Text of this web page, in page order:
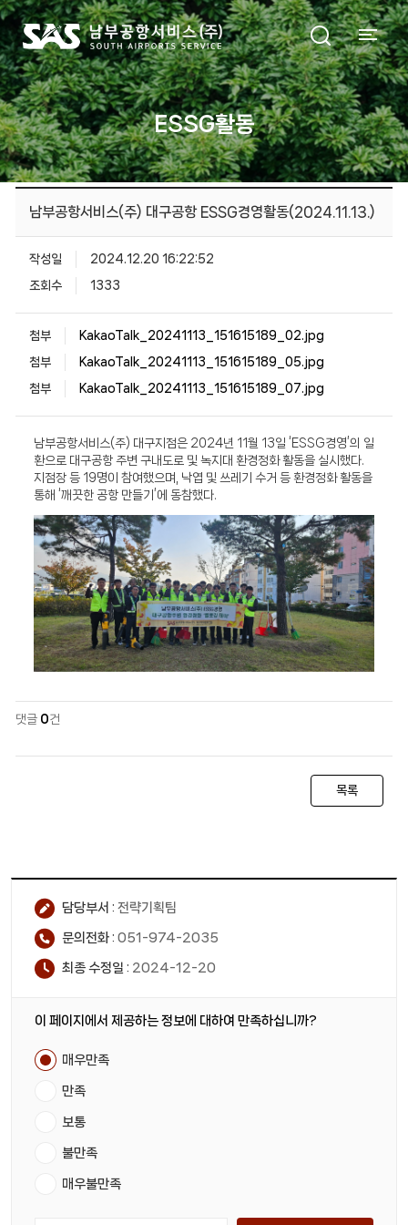
ESSG활동
남부공항서비스(주) 대구공항 ESSG경영활동(2024.11.13.)
작성일 2024.12.20 16:22:52
조회수 1333
첨부 KakaoTalk_20241113_151615189_02.jpg
첨부 KakaoTalk_20241113_151615189_05.jpg
첨부 KakaoTalk_20241113_151615189_07.jpg
남부공항서비스(주) 대구지점은 2024년 11월 13일 ‘ESSG경영’의 일
환으로 대구공항 주변 구내도로 및 녹지대 환경정화 활동을 실시했다.
지점장 등 19명이 참여했으며, 낙엽 및 쓰레기 수거 등 환경정화 활동을
통해 ‘깨끗한 공항 만들기’에 동참했다.
댓글 0건
목록
담당부서 : 전략기획팀
문의전화 : 051-974-2035
최종 수정일 : 2024-12-20
이 페이지에서 제공하는 정보에 대하여 만족하십니까?
매우만족
만족
보통
불만족
매우불만족